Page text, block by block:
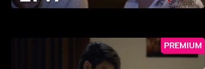
PREMIUM